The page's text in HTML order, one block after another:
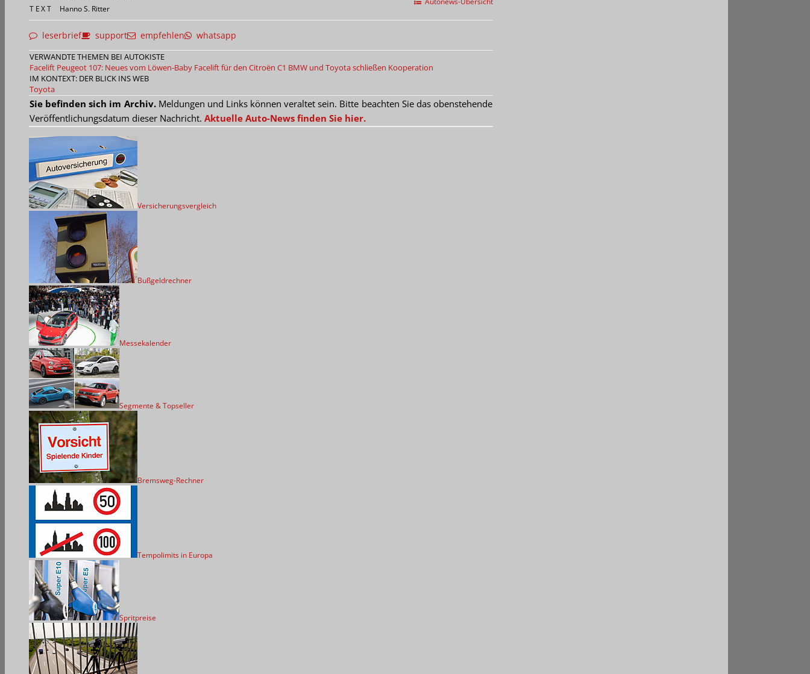
TEXT Hanno S. Ritter
leserbrief support empfehlen whatsapp
VERWANDTE THEMEN BEI AUTOKISTE
Facelift Peugeot 107: Neues vom Löwen-Baby Facelift für den Citroën C1 BMW und Toyota schließen Kooperation
IM KONTEXT: DER BLICK INS WEB
Toyota
Sie befinden sich im Archiv.Meldungen und Links können veraltet sein. Bitte beachten Sie das obenstehende
Veröffentlichungsdatum dieser Nachricht. Aktuelle Auto-News finden Sie hier.
Versicherungsvergleich
Bußgeldrechner
Messekalender
Segmente & Topseller
Bremsweg-Rechner
Tempolimits in Europa
Spritpreise